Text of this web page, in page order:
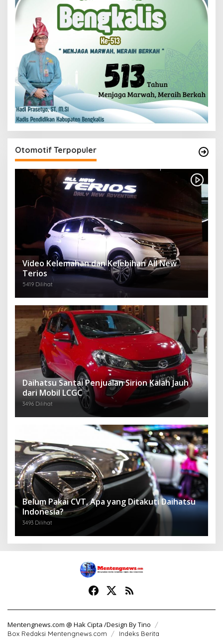
Otomotif Terpopuler
Video Kelemahan dan Kelebihan All New
Terios
5419 Dilihat
Daihatsu Santai Penjualan Sirion Kalah Jauh
dari Mobil LCGC
3496 Dilihat
Belum Pakai CVT, Apa yang Ditakuti Daihatsu
Indonesia?
3493 Dilihat
Mentengnews.com @ Hak Cipta /Design By Tino
Box Redaksi Mentengnews.com Indeks Berita